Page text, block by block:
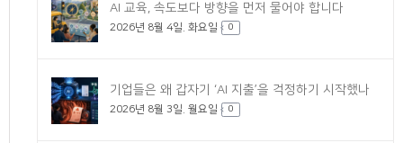
AI 교육, 속도보다 방향을 먼저 물어야 합니다
2026년 8월 4일. 화요일 0
기업들은 왜 갑자기 ‘AI 지출’을 걱정하기 시작했나
2026년 8월 3일. 월요일 0